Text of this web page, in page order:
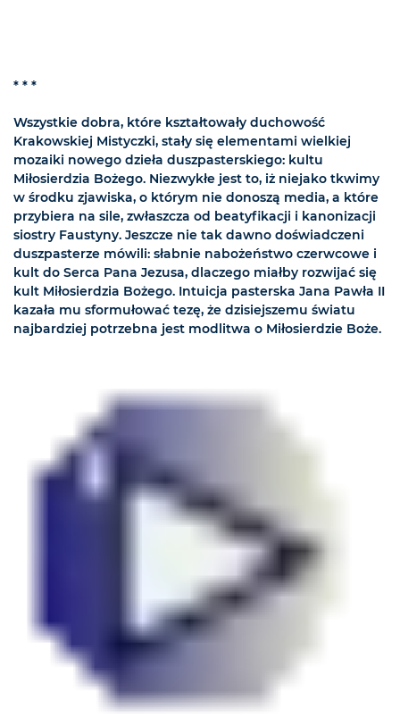
* * *
Wszystkie dobra, które kształtowały duchowość
Krakowskiej Mistyczki, stały się elementami wielkiej
mozaiki nowego dzieła duszpasterskiego: kultu
Miłosierdzia Bożego. Niezwykłe jest to, iż niejako tkwimy
w środku zjawiska, o którym nie donoszą media, a które
przybiera na sile, zwłaszcza od beatyfikacji i kanonizacji
siostry Faustyny. Jeszcze nie tak dawno doświadczeni
duszpasterze mówili: słabnie nabożeństwo czerwcowe i
kult do Serca Pana Jezusa, dlaczego miałby rozwijać się
kult Miłosierdzia Bożego. Intuicja pasterska Jana Pawła II
kazała mu sformułować tezę, że dzisiejszemu światu
najbardziej potrzebna jest modlitwa o Miłosierdzie Boże.